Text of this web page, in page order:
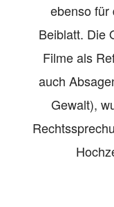
ebenso für
Beiblatt. Die
Filme als
auch
Gewalt),